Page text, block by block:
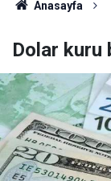
Anasayfa
Dolar kuru